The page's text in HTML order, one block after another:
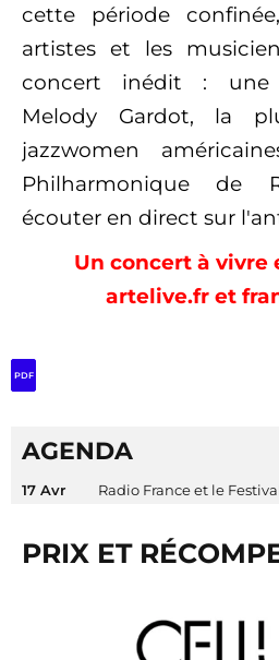
cette période
artistes et les
concert inédit : une
Melody Gardot, la
jazzwomen
Philharmonique de
écouter en direct sur
Un concert à vivre
artelive.fr et
PDF
AGENDA
17 Avr Radio France et le
PRIX ET